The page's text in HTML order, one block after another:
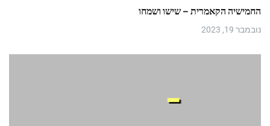
החמישיה הקאמרית – שישו ושמחו
נובמבר 19, 2023